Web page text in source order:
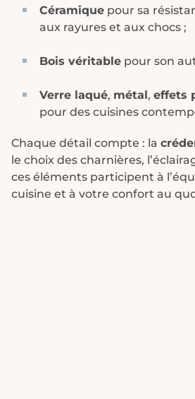
Céramique pour sa
aux rayures et aux chocs ;
Bois véritable pour son
Verre laqué, métal, effets
pour des cuisines
Chaque détail compte : la
le choix des charnières,
ces éléments participent à
cuisine et à votre confort au